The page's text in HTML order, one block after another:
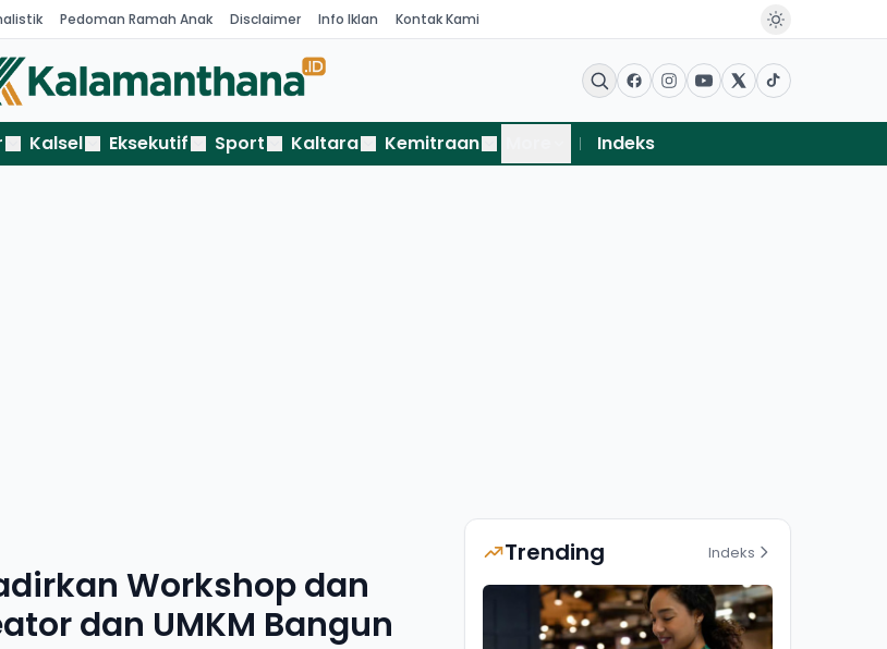
Pedoman Ramah Anak Disclaimer Info Iklan Kontak Kami
Kalsel Eksekutif Sport Kaltara Kemitraan Indeks
Workshop dan
dan UMKM Bangun
Trending Indeks